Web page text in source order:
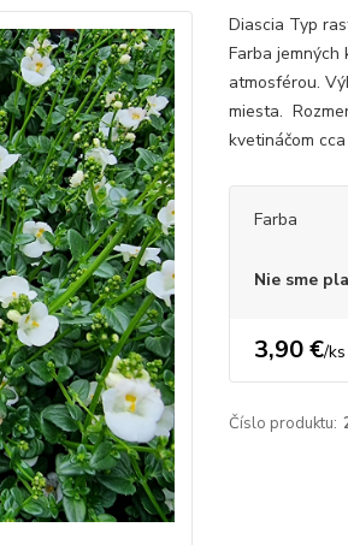
Diascia Typ
Farba jemných
atmosférou.
miesta.
kvetináčom
Farba
Nie sme
3,90 €/ks
Číslo produktu: